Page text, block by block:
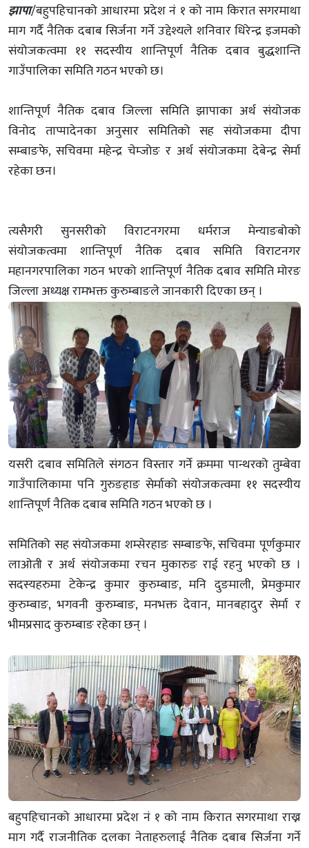
झापा/बहुपहिचानको आधारमा प्रदेश नं १ को नाम किरात सगरमाथा
माग गर्दै नैतिक दबाब सिर्जना गर्ने उद्देश्यले शनिवार धिरेन्द्र इजमको
संयोजकत्वमा ११ सदस्यीय शान्तिपूर्ण नैतिक दबाव बुद्धशान्ति
गाउँपालिका समिति गठन भएको छ।
शान्तिपूर्ण नैतिक दबाव जिल्ला समिति झापाका अर्थ संयोजक
विनोद ताप्मादेनका अनुसार समितिको सह संयोजकमा दीपा
सम्बाङफे, सचिवमा महेन्द्र चेम्जोङ र अर्थ संयोजकमा देबेन्द्र सेर्मा
रहेका छन।
त्यसैगरी सुनसरीको विराटनगरमा धर्मराज मेन्याङबोको
संयोजकत्वमा शान्तिपूर्ण नैतिक दबाव समिति विराटनगर
महानगरपालिका गठन भएको शान्तिपूर्ण नैतिक दबाव समिति मोरङ
जिल्ला अध्यक्ष रामभक्त कुरुम्बाङले जानकारी दिएका छन् ।
यसरी दबाव समितिले संगठन विस्तार गर्ने क्रममा पान्थरको तुम्बेवा
गाउँपालिकामा पनि गुरुङहाङ सेर्माको संयोजकत्वमा ११ सदस्यीय
शान्तिपूर्ण नैतिक दबाब समिति गठन भएको छ ।
समितिको सह संयोजकमा शम्सेरहाङ सम्बाङफे, सचिवमा पूर्णकुमार
लाओती र अर्थ संयोजकमा रचन मुकारुङ राई रहनु भएको छ ।
सदस्यहरुमा टेकेन्द्र कुमार कुरुम्बाङ, मनि दुङमाली, प्रेमकुमार
कुरुम्बाङ, भगवनी कुरुम्बाङ, मनभक्त देवान, मानबहादुर सेर्मा र
भीमप्रसाद कुरुम्बाङ रहेका छन् ।
बहुपहिचानको आधारमा प्रदेश नं १ को नाम किरात सगरमाथा राख्न
माग गर्दै राजनीतिक दलका नेताहरुलाई नैतिक दबाब सिर्जना गर्ने